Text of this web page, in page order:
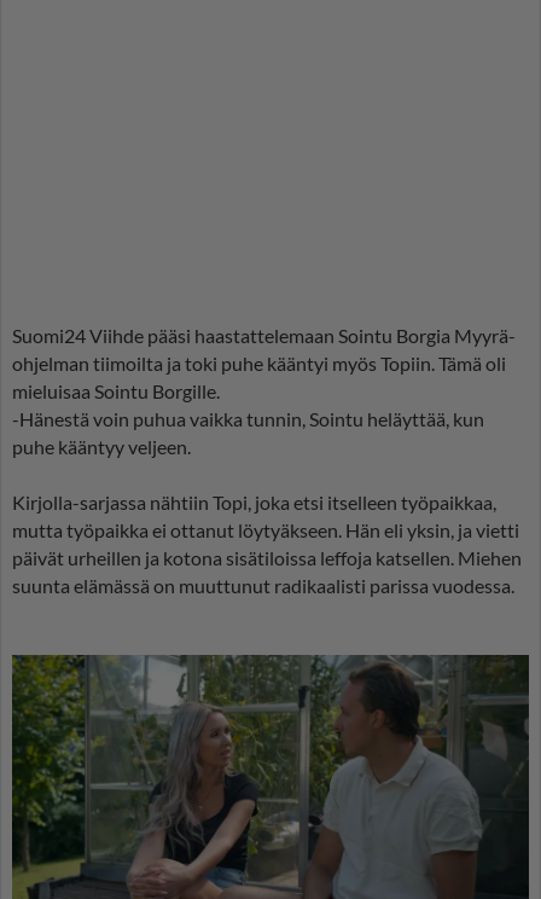
Suomi24 Viihde pääsi haastattelemaan Sointu Borgia Myyrä-
ohjelman tiimoilta ja toki puhe kääntyi myös Topiin. Tämä oli
mieluisaa Sointu Borgille.
-Hänestä voin puhua vaikka tunnin, Sointu heläyttää, kun
puhe kääntyy veljeen.
Kirjolla-sarjassa nähtiin Topi, joka etsi itselleen työpaikkaa,
mutta työpaikka ei ottanut löytyäkseen. Hän eli yksin, ja vietti
päivät urheillen ja kotona sisätiloissa leffoja katsellen. Miehen
suunta elämässä on muuttunut radikaalisti parissa vuodessa.